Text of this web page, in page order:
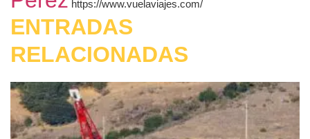
https://www.vuelaviajes.com/
ENTRADAS
RELACIONADAS